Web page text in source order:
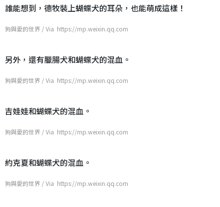
誰能想到，德牧裝上蝴蝶犬的耳朵，也能萌成這樣！
狗與愛的世界 / Via https://mp.weixin.qq.com
另外，還有臘腸犬和蝴蝶犬的混血。
狗與愛的世界 / Via https://mp.weixin.qq.com
吉娃娃和蝴蝶犬的混血。
狗與愛的世界 / Via https://mp.weixin.qq.com
約克夏和蝴蝶犬的混血。
狗與愛的世界 / Via https://mp.weixin.qq.com